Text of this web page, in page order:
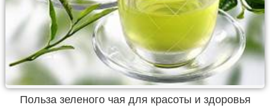
Польза зеленого чая для красоты и здоровья